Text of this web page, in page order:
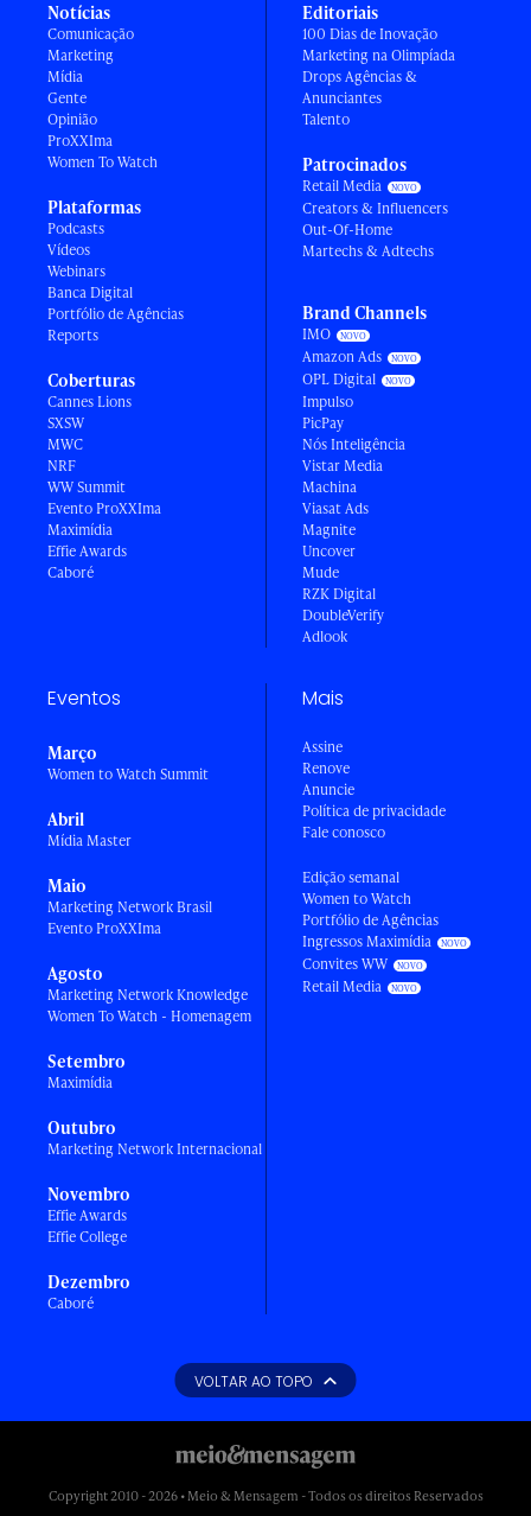
Notícias
Comunicação
Marketing
Mídia
Gente
Opinião
ProXXIma
Women To Watch
Plataformas
Podcasts
Vídeos
Webinars
Banca Digital
Portfólio de Agências
Reports
Coberturas
Cannes Lions
SXSW
MWC
NRF
WW Summit
Evento ProXXIma
Maximídia
Effie Awards
Caboré
Editoriais
100 Dias de Inovação
Marketing na Olimpíada
Drops Agências &
Anunciantes
Talento
Patrocinados
Retail Media
Creators & Influencers
Out-Of-Home
Martechs & Adtechs
Brand Channels
IMO
Amazon Ads
OPL Digital
Impulso
PicPay
Nós Inteligência
Vistar Media
Machina
Viasat Ads
Magnite
Uncover
Mude
RZK Digital
DoubleVerify
Adlook
Eventos
Março
Women to Watch Summit
Abril
Mídia Master
Maio
Marketing Network Brasil
Evento ProXXIma
Agosto
Marketing Network Knowledge
Women To Watch - Homenagem
Setembro
Maximídia
Outubro
Marketing Network Internacional
Novembro
Effie Awards
Effie College
Dezembro
Caboré
Mais
Assine
Renove
Anuncie
Política de privacidade
Fale conosco
Edição semanal
Women to Watch
Portfólio de Agências
Ingressos Maximídia
Convites WW
Retail Media
VOLTAR AO TOPO
Copyright 2010 - 2026 • Meio & Mensagem - Todos os direitos Reservados